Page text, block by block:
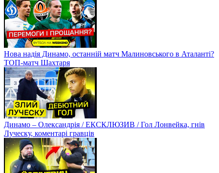
Нова надія Динамо, останній матч Малиновського в Аталанті?
ТОП-матч Шахтаря
Динамо – Олександрія / ЕКСКЛЮЗИВ / Гол Лонвейка, гнів
Луческу, коментарі гравців